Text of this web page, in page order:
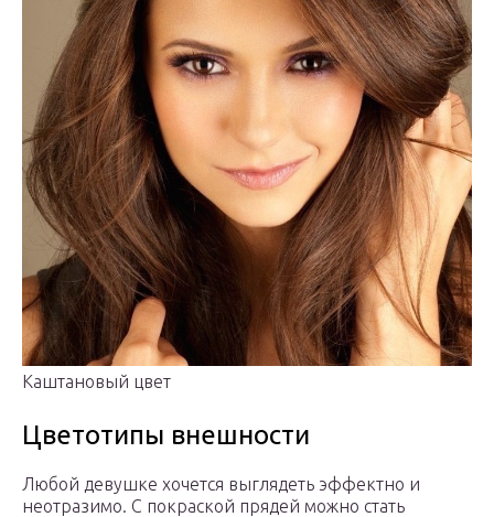
Каштановый цвет
Цветотипы внешности
Любой девушке хочется выглядеть эффектно и
неотразимо. С покраской прядей можно стать